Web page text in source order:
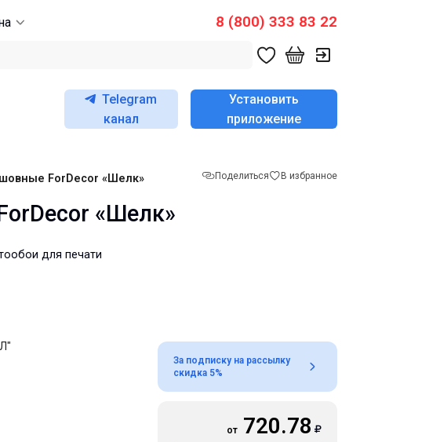
8 (800) 333 83 22
Telegram
канал
Установить
приложение
Поделиться В избранное
ForDecor «Шелк»
«Шелк»
для печати
За подписку на рассылку
скидка 5%
от 720.78